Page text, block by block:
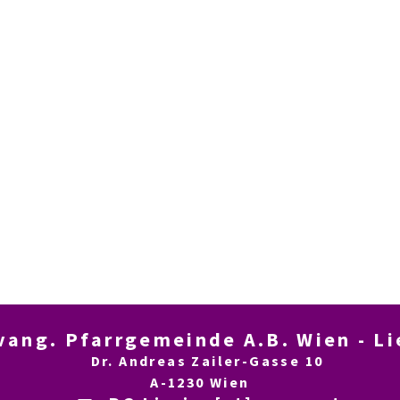
Pfarrgemeinde A.B. Wien -
Dr. Andreas Zailer-Gasse 10
A-1230 Wien